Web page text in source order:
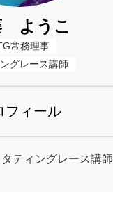
ようこ
常務理事
グレース講師
フィール
ティングレース講師